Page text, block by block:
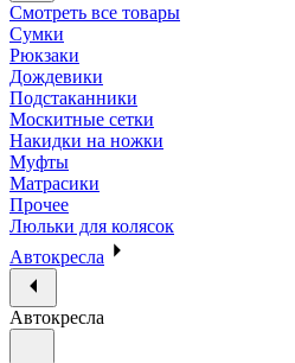
Смотреть все товары
Сумки
Рюкзаки
Дождевики
Подстаканники
Москитные сетки
Накидки на ножки
Муфты
Матрасики
Прочее
Люльки для колясок
Автокресла
Автокресла